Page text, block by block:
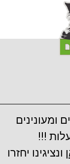
ומעונינים
!!!
ונציגינו יחזרו